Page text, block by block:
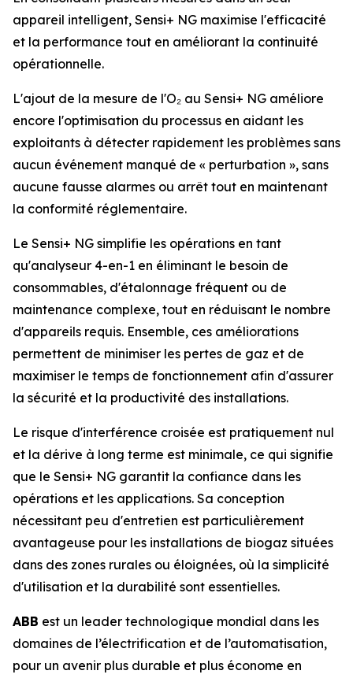
appareil intelligent, Sensi+ NG maximise l'efficacité
et la performance tout en améliorant la continuité
opérationnelle.
L'ajout de la mesure de l'O₂ au Sensi+ NG améliore
encore l'optimisation du processus en aidant les
exploitants à détecter rapidement les problèmes sans
aucun événement manqué de « perturbation », sans
aucune fausse alarmes ou arrêt tout en maintenant
la conformité réglementaire.
Le Sensi+ NG simplifie les opérations en tant
qu'analyseur 4-en-1 en éliminant le besoin de
consommables, d'étalonnage fréquent ou de
maintenance complexe, tout en réduisant le nombre
d'appareils requis. Ensemble, ces améliorations
permettent de minimiser les pertes de gaz et de
maximiser le temps de fonctionnement afin d'assurer
la sécurité et la productivité des installations.
Le risque d'interférence croisée est pratiquement nul
et la dérive à long terme est minimale, ce qui signifie
que le Sensi+ NG garantit la confiance dans les
opérations et les applications. Sa conception
nécessitant peu d'entretien est particulièrement
avantageuse pour les installations de biogaz situées
dans des zones rurales ou éloignées, où la simplicité
d'utilisation et la durabilité sont essentielles.
ABB est un leader technologique mondial dans les
domaines de l’électrification et de l’automatisation,
pour un avenir plus durable et plus économe en